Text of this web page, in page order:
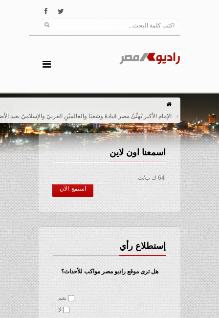
الإمام الأكبر يُهنِّئُ مصر قيادةً وشعبًا والعالميْنِ العربيّ والإسلاميّ بعيد الأضحى المبارك
اسمعنا اون لاين
64 ك ب/ث
استمع الآن
إستطلاع رأي
هل ترى موقع راديو مصر مواكب للأحداث؟
نعم